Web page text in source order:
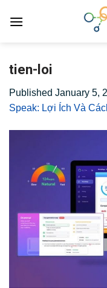
tien-loi
Published January 5,
Speak: Lợi Ích Và